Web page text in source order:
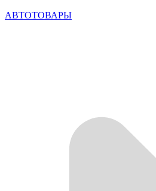
АВТОТОВАРЫ